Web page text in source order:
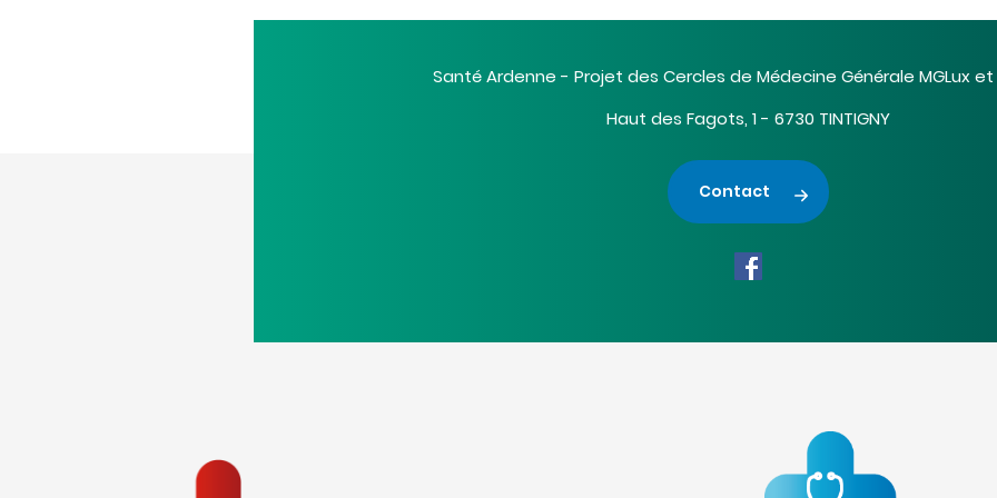
Santé Ardenne - Projet des Cercles de Médecine Générale MGLux et
Haut des Fagots, 1 - 6730 TINTIGNY
Contact